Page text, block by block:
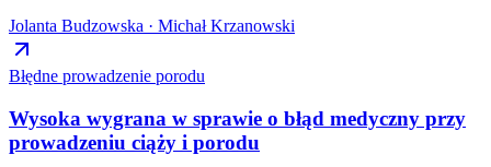
Jolanta Budzowska · Michał Krzanowski
Błędne prowadzenie porodu
Wysoka wygrana w sprawie o błąd medyczny przy
prowadzeniu ciąży i porodu